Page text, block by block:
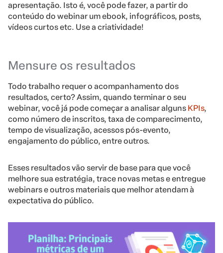
apresentação. Isto é, você pode fazer, a partir do
conteúdo do webinar um ebook, infográficos, posts,
vídeos curtos etc. Use a criatividade!
Mensure os resultados
Todo trabalho requer o acompanhamento dos
resultados, certo? Assim, quando terminar o seu
webinar, você já pode começar a analisar alguns KPIs,
como número de inscritos, taxa de comparecimento,
tempo de visualização, acessos pós-evento,
engajamento do público, entre outros.
Esses resultados vão servir de base para que você
melhore sua estratégia, trace novas metas e entregue
webinars e outros materiais que melhor atendam à
expectativa do público.